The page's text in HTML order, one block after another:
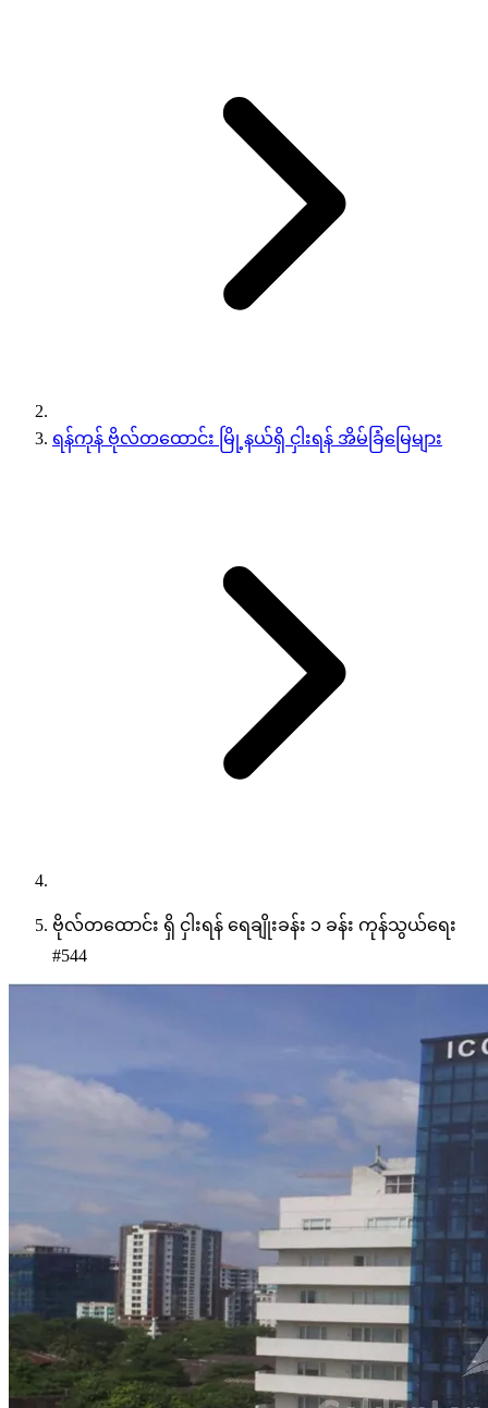
ရန်ကုန် ဗိုလ်တထောင်း မြို့နယ်ရှိ ငှါးရန် အိမ်ခြံမြေများ
ဗိုလ်တထောင်း ရှိ ငှါးရန် ရေချိုးခန်း ၁ ခန်း ကုန်သွယ်ရေး
#544